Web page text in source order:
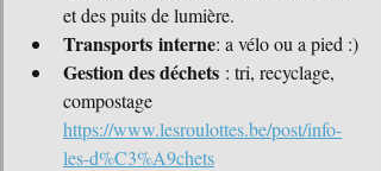
et des puits de lumière.
Transports interne: a vélo ou a pied :)
Gestion des déchets : tri, recyclage,
compostage
https://www.lesroulottes.be/post/info-
les-d%C3%A9chets